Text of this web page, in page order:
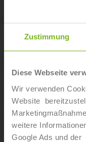
Zustimmung
Diese Webseite
Wir verwenden
Website
weitere
Google Ads und der